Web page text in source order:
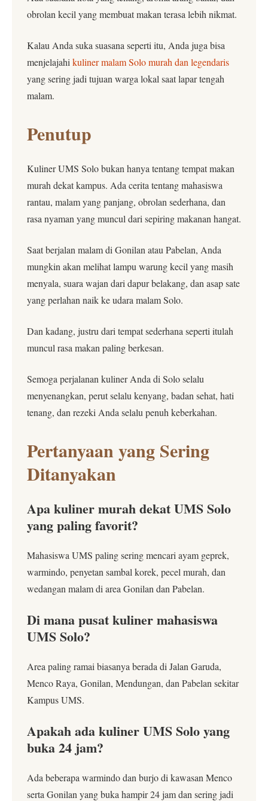
obrolan kecil yang membuat makan terasa lebih nikmat.
Kalau Anda suka suasana seperti itu, Anda juga bisa
menjelajahi kuliner malam Solo murah dan legendaris
yang sering jadi tujuan warga lokal saat lapar tengah
malam.
Penutup
Kuliner UMS Solo bukan hanya tentang tempat makan
murah dekat kampus. Ada cerita tentang mahasiswa
rantau, malam yang panjang, obrolan sederhana, dan
rasa nyaman yang muncul dari sepiring makanan hangat.
Saat berjalan malam di Gonilan atau Pabelan, Anda
mungkin akan melihat lampu warung kecil yang masih
menyala, suara wajan dari dapur belakang, dan asap sate
yang perlahan naik ke udara malam Solo.
Dan kadang, justru dari tempat sederhana seperti itulah
muncul rasa makan paling berkesan.
Semoga perjalanan kuliner Anda di Solo selalu
menyenangkan, perut selalu kenyang, badan sehat, hati
tenang, dan rezeki Anda selalu penuh keberkahan.
Pertanyaan yang Sering
Ditanyakan
Apa kuliner murah dekat UMS Solo
yang paling favorit?
Mahasiswa UMS paling sering mencari ayam geprek,
warmindo, penyetan sambal korek, pecel murah, dan
wedangan malam di area Gonilan dan Pabelan.
Di mana pusat kuliner mahasiswa
UMS Solo?
Area paling ramai biasanya berada di Jalan Garuda,
Menco Raya, Gonilan, Mendungan, dan Pabelan sekitar
Kampus UMS.
Apakah ada kuliner UMS Solo yang
buka 24 jam?
Ada beberapa warmindo dan burjo di kawasan Menco
serta Gonilan yang buka hampir 24 jam dan sering jadi